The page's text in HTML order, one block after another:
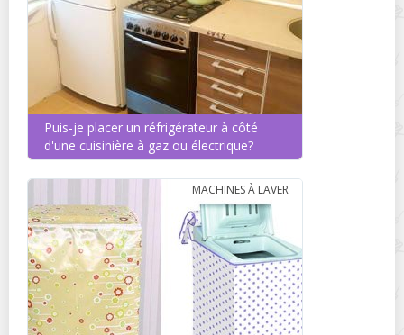
Puis-je placer un réfrigérateur à côté
d'une cuisinière à gaz ou électrique?
MACHINES À LAVER